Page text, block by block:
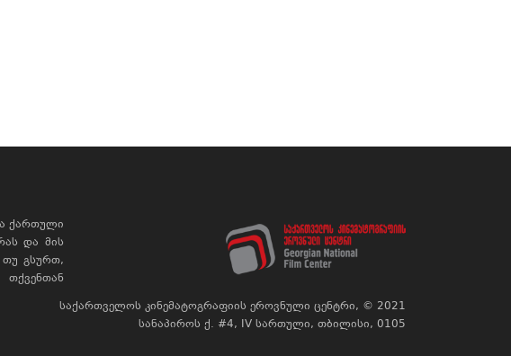
ქართული
და მის
თუ გსურთ,
საქართველოს კინემატოგრაფიის ეროვნული ცენტრი, © 2021
სანაპიროს ქ. #4, IV სართული, თბილისი, 0105